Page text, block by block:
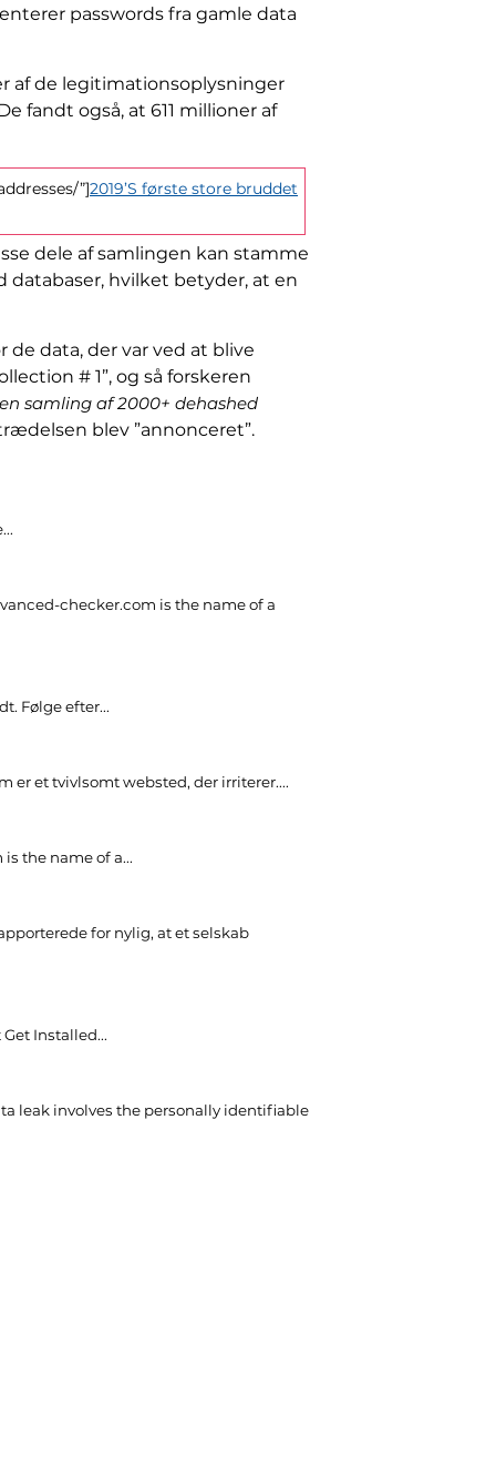
passwords fra gamle data
af de legitimationsoplysninger
fandt også, at 611 millioner af
”]2019’S første store bruddet
dele af samlingen kan stamme
hvilket betyder, at en
data, der var ved at blive
# 1”, og så forskeren
en samling af 2000+ dehashed
blev ”annonceret”.
.
checker.com is the name of a
Følge efter...
et tvivlsomt websted, der irriterer....
the name of a...
for nylig, at et selskab
Installed...
leak involves the personally identifiable